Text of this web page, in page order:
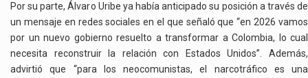
Por su parte, Álvaro Uribe ya había anticipado su posición a través de
un mensaje en redes sociales en el que señaló que “en 2026 vamos
por un nuevo gobierno resuelto a transformar a Colombia, lo cual
necesita reconstruir la relación con Estados Unidos”. Además,
advirtió que “para los neocomunistas, el narcotráfico es una